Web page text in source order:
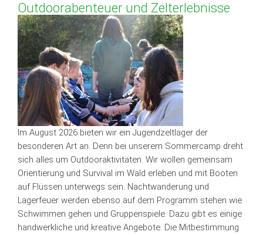
Outdoorabenteuer und Zelterlebnisse
Im August 2026 bieten wir ein Jugendzeltlager der
besonderen Art an. Denn bei unserem Sommercamp dreht
sich alles um Outdooraktivitäten. Wir wollen gemeinsam
Orientierung und Survival im Wald erleben und mit Booten
auf Flüssen unterwegs sein. Nachtwanderung und
Lagerfeuer werden ebenso auf dem Programm stehen wie
Schwimmen gehen und Gruppenspiele. Dazu gibt es einige
handwerkliche und kreative Angebote. Die Mitbestimmung